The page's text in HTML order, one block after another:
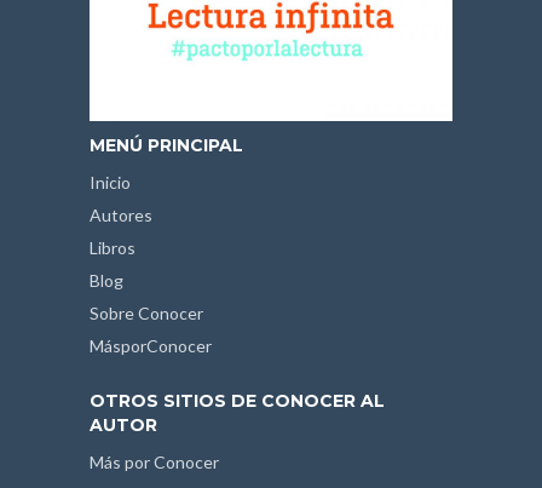
MENÚ PRINCIPAL
Inicio
Autores
Libros
Blog
Sobre Conocer
MásporConocer
OTROS SITIOS DE CONOCER AL
AUTOR
Más por Conocer